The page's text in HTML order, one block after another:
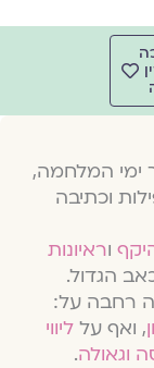
המלחמה,
וכתיבה
וראיונות
הגדול.
רחבה על:
ואף עלליווי
וגאולה.